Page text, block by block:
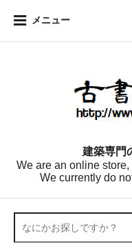
メニュー
建築専門
We are an online
We currently do